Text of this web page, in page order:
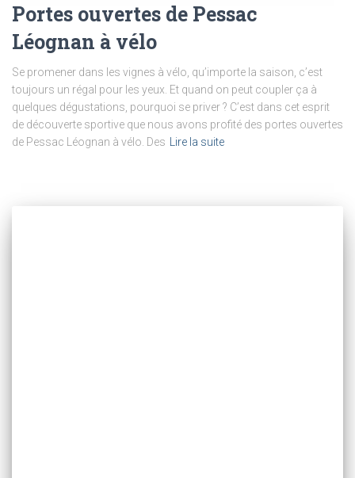
Portes ouvertes de Pessac
Léognan à vélo
Se promener dans les vignes à vélo, qu’importe la saison, c’est
toujours un régal pour les yeux. Et quand on peut coupler ça à
quelques dégustations, pourquoi se priver ? C’est dans cet esprit
de découverte sportive que nous avons profité des portes ouvertes
de Pessac Léognan à vélo. Des
Lire la suite